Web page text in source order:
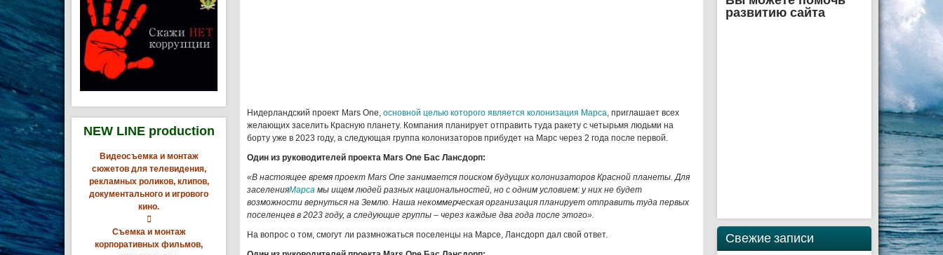
NEW LINE production
Видеосъемка и монтаж
сюжетов для телевидения,
рекламных роликов, клипов,
документального и игрового
кино.

Съемка и монтаж
корпоративных фильмов,
Нидерландский проект Mars One, основной целью которого является колонизация Марса, приглашает всех
желающих заселить Красную планету. Компания планирует отправить туда ракету с четырьмя людьми на
борту уже в 2023 году, а следующая группа колонизаторов прибудет на Марс через 2 года после первой.
Один из руководителей проекта Mars One Бас Лансдорп:
«В настоящее время проект Mars One занимается поиском будущих колонизаторов Красной планеты. Для
заселенияМарса мы ищем людей разных национальностей, но с одним условием: у них не будет
возможности вернуться на Землю. Наша некоммерческая организация планирует отправить туда первых
поселенцев в 2023 году, а следующие группы – через каждые два года после этого».
На вопрос о том, смогут ли размножаться поселенцы на Марсе, Лансдорп дал свой ответ.
развитию сайта
Свежие записи